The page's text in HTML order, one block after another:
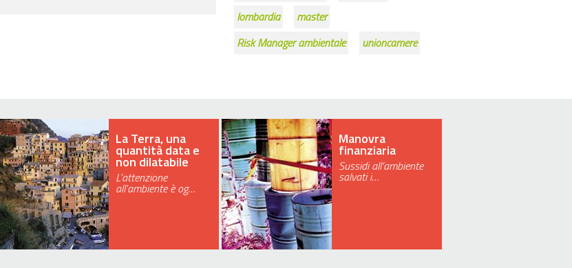
lombardia
master
Risk Manager ambientale
unioncamere
La Terra, una
quantità data e
non dilatabile
L'attenzione
all'ambiente è og…
Manovra
finanziaria
Sussidi all’ambiente
salvati i…